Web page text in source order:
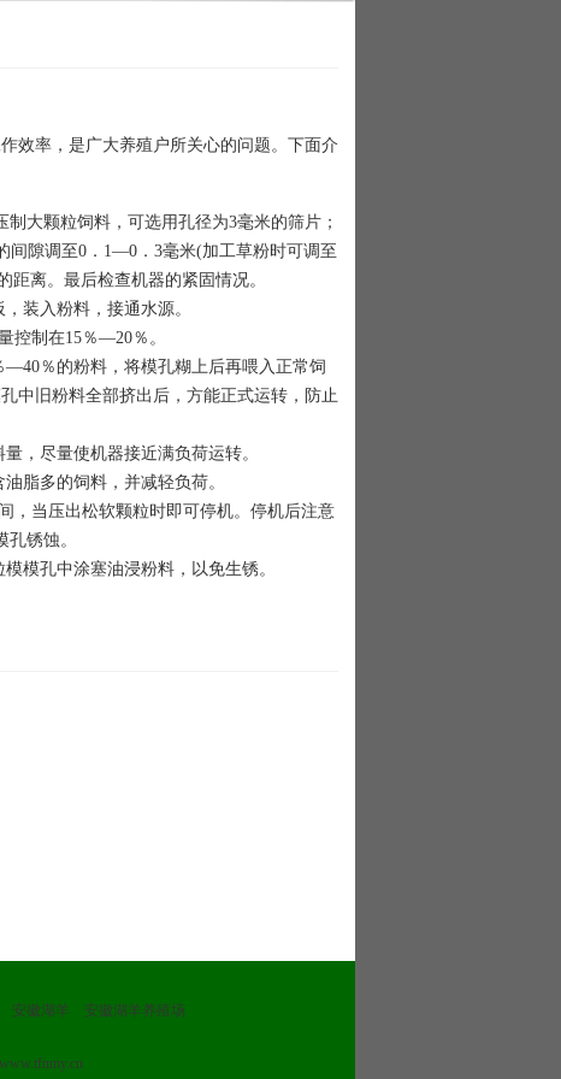
效率，是广大养殖户所关心的问题。下面介
大颗粒饲料，可选用孔径为3毫米的筛片；
间隙调至0．1—0．3毫米(加工草粉时可调至
离。最后检查机器的紧固情况。
装入粉料，接通水源。
制在15％—20％。
％的粉料，将模孔糊上后再喂入正常饲
中旧粉料全部挤出后，方能正式运转，防止
尽量使机器接近满负荷运转。
脂多的饲料，并减轻负荷。
当压出松软颗粒时即可停机。停机后注意
锈蚀。
孔中涂塞油浸粉料，以免生锈。
安徽湖羊 安徽湖羊养殖场
www.tfnmy.cn